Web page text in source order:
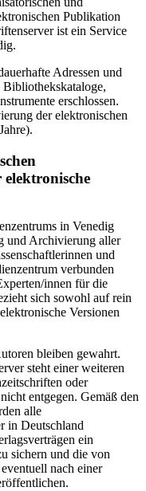
Publikation
ist ein Service
Adressen und
erschlossen.
der elektronischen
in Venedig
und Archivierung aller
und
verbunden
innen für die
sich sowohl auf rein
Versionen
bleiben gewahrt.
steht einer weiteren
oder
entgegen. Gemäß den
alle
in Deutschland
ein
sichern und die von
nach einer